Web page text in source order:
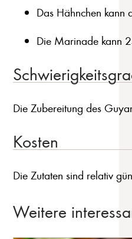
Das Hähnchen kann
Die Marinade kann
Die Zubereitung des
Kosten
Die Zutaten sind relativ
Weitere